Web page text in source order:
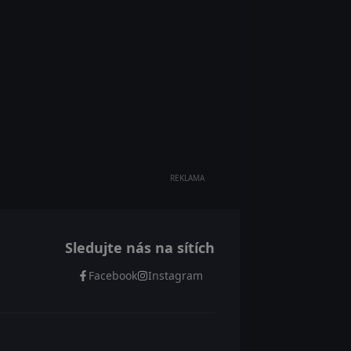
REKLAMA
Sledujte nás na sítích
Facebook Instagram